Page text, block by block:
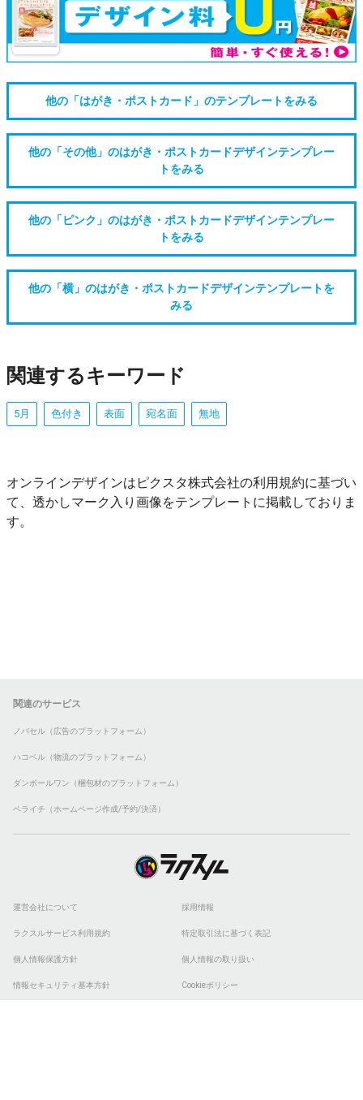
他の「はがき・ポストカード」のテンプレートをみる
他の「その他」のはがき・ポストカードデザインテンプレー
トをみる
他の「ピンク」のはがき・ポストカードデザインテンプレー
トをみる
他の「横」のはがき・ポストカードデザインテンプレートを
みる
関連するキーワード
5月 色付き 表面 宛名面 無地
オンラインデザインはピクスタ株式会社の利用規約に基づい
て、透かしマーク入り画像をテンプレートに掲載しておりま
す。
関連のサービス
ノバセル（広告のプラットフォーム）
ハコベル（物流のプラットフォーム）
ダンボールワン（梱包材のプラットフォーム）
ペライチ（ホームページ作成/予約/決済）
運営会社について 採用情報
ラクスルサービス利用規約 特定取引法に基づく表記
個人情報保護方針 個人情報の取り扱い
情報セキュリティ基本方針 Cookieポリシー